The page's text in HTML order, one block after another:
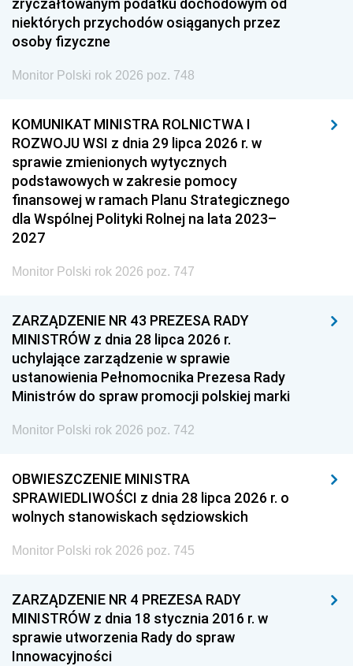
niektórych przychodów osiąganych przez
osoby fizyczne
Monitor Polski rok 2026 poz. 748
KOMUNIKAT MINISTRA ROLNICTWA I
ROZWOJU WSI z dnia 29 lipca 2026 r. w
sprawie zmienionych wytycznych
podstawowych w zakresie pomocy
finansowej w ramach Planu Strategicznego
dla Wspólnej Polityki Rolnej na lata 2023–
2027
Monitor Polski rok 2026 poz. 747
ZARZĄDZENIE NR 43 PREZESA RADY
MINISTRÓW z dnia 28 lipca 2026 r.
uchylające zarządzenie w sprawie
ustanowienia Pełnomocnika Prezesa Rady
Ministrów do spraw promocji polskiej marki
Monitor Polski rok 2026 poz. 742
OBWIESZCZENIE MINISTRA
SPRAWIEDLIWOŚCI z dnia 28 lipca 2026 r. o
wolnych stanowiskach sędziowskich
Monitor Polski rok 2026 poz. 745
ZARZĄDZENIE NR 4 PREZESA RADY
MINISTRÓW z dnia 18 stycznia 2016 r. w
sprawie utworzenia Rady do spraw
Innowacyjności